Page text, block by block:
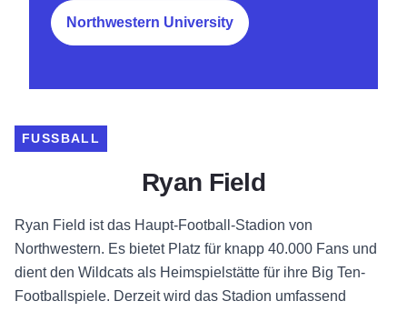
Northwestern University
FUSSBALL
Ryan Field
Ryan Field ist das Haupt-Football-Stadion von
Northwestern. Es bietet Platz für knapp 40.000 Fans und
dient den Wildcats als Heimspielstätte für ihre Big Ten-
Footballspiele. Derzeit wird das Stadion umfassend